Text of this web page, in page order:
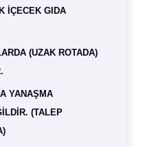
İÇECEK GIDA
(UZAK ROTADA)
YANAŞMA
(TALEP